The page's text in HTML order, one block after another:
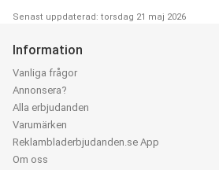
Senast uppdaterad: torsdag 21 maj 2026
Information
Vanliga frågor
Annonsera?
Alla erbjudanden
Varumärken
Reklambladerbjudanden.se App
Om oss